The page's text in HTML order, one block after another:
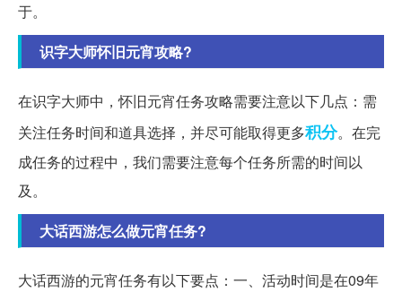
于。
识字大师怀旧元宵攻略?
在识字大师中，怀旧元宵任务攻略需要注意以下几点：需
关注任务时间和道具选择，并尽可能取得更多积分。在完
成任务的过程中，我们需要注意每个任务所需的时间以
及。
大话西游怎么做元宵任务?
大话西游的元宵任务有以下要点：一、活动时间是在09年